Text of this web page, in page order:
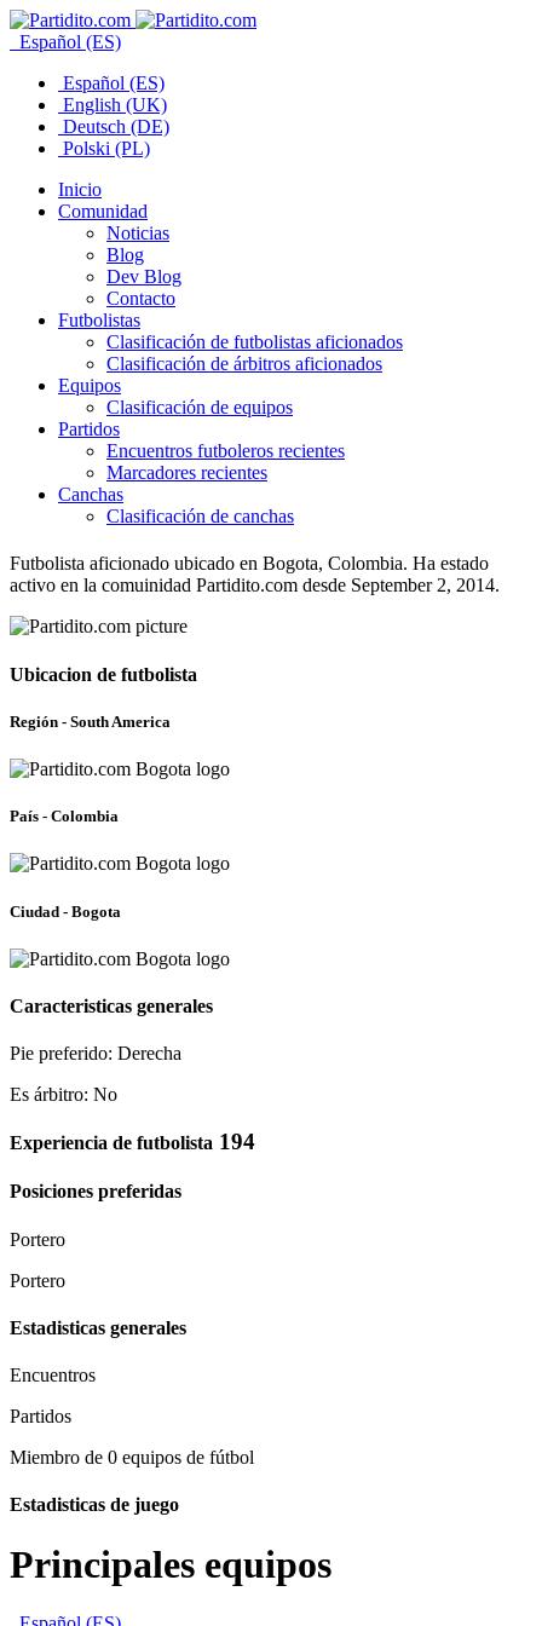
Español (ES)
Español (ES)
English (UK)
Deutsch (DE)
Polski (PL)
Inicio
Comunidad
Noticias
Blog
Dev Blog
Contacto
Futbolistas
Clasificación de futbolistas aficionados
Clasificación de árbitros aficionados
Equipos
Clasificación de equipos
Partidos
Encuentros futboleros recientes
Marcadores recientes
Canchas
Clasificación de canchas
Futbolista aficionado ubicado en Bogota, Colombia. Ha estado
activo en la comuinidad Partidito.com desde September 2, 2014.
Ubicacion de futbolista
Región - South America
País - Colombia
Ciudad - Bogota
Caracteristicas generales
Pie preferido: Derecha
Es árbitro: No
Experiencia de futbolista 194
Posiciones preferidas
Portero
Portero
Estadisticas generales
Encuentros
Partidos
Miembro de 0 equipos de fútbol
Estadisticas de juego
Principales equipos